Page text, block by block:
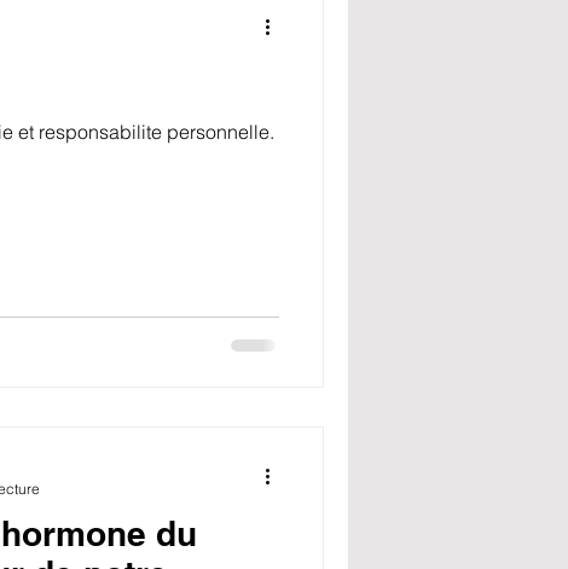
et responsabilite personnelle.
du